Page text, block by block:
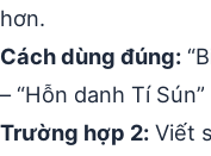
hơn.
Cách dùng đúng:
– “Hỗn danh Tí
Trường hợp 2: Viết